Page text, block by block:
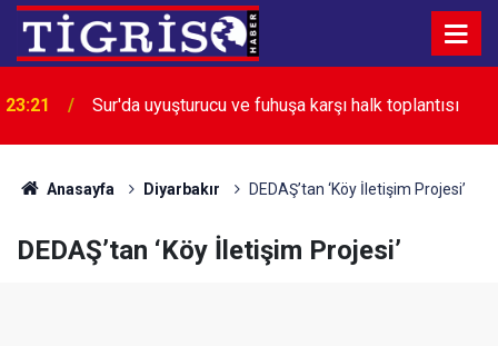
23:21 Sur'da uyuşturucu ve fuhuşa karşı halk toplantısı
23:11 Aram Tigran Bismil’de anıldı
Anasayfa Diyarbakır DEDAŞ’tan ‘Köy İletişim Projesi’
DEDAŞ’tan ‘Köy İletişim Projesi’